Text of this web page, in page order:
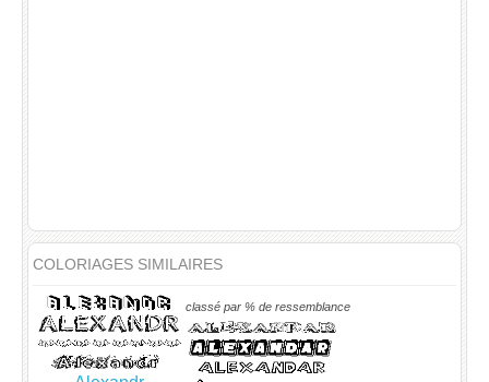
COLORIAGES SIMILAIRES
classé par % de ressemblance